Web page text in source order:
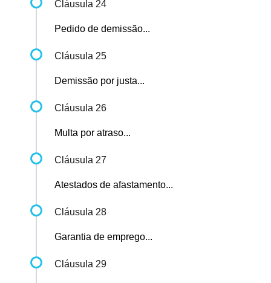
Cláusula 24
Pedido de demissão...
Cláusula 25
Demissão por justa...
Cláusula 26
Multa por atraso...
Cláusula 27
Atestados de afastamento...
Cláusula 28
Garantia de emprego...
Cláusula 29